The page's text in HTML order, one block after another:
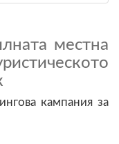
местна
кампания за